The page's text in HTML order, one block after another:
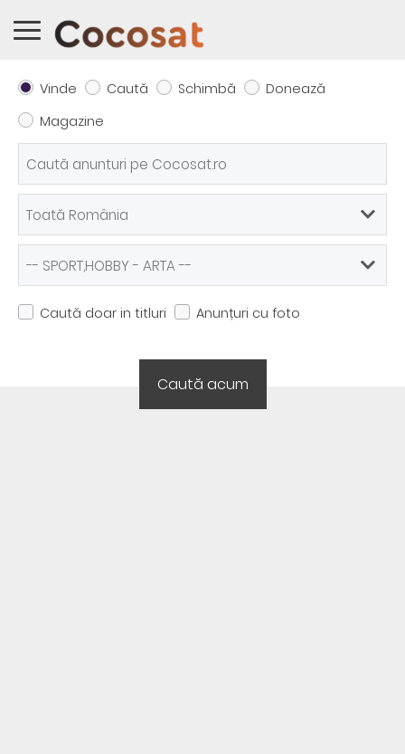
Vinde Caută Schimbă
Donează
Magazine
Caută doar in titluri Anunțuri cu foto